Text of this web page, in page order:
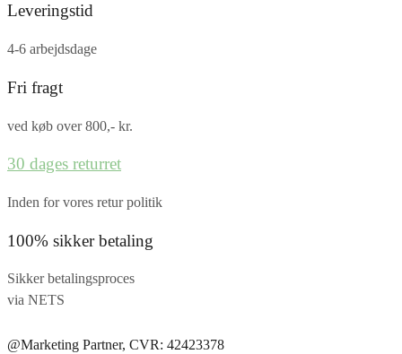
Leveringstid
4-6 arbejdsdage
Fri fragt
ved køb over 800,- kr.
30 dages returret
Inden for vores retur politik
100% sikker betaling
Sikker betalingsproces
via NETS
@Marketing Partner, CVR: 42423378